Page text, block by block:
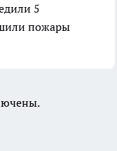
5
пожары